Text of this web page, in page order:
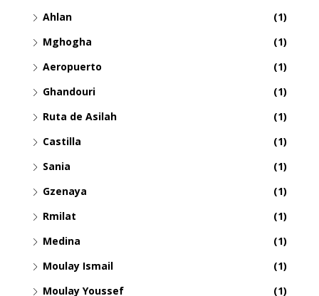
Ahlan
(1)
Mghogha
(1)
Aeropuerto
(1)
Ghandouri
(1)
Ruta de Asilah
(1)
Castilla
(1)
Sania
(1)
Gzenaya
(1)
Rmilat
(1)
Medina
(1)
Moulay Ismail
(1)
Moulay Youssef
(1)